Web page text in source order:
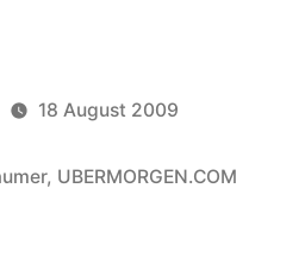
eBayâ€
reviewed
18 August 2009
, UBERMORGEN.COM